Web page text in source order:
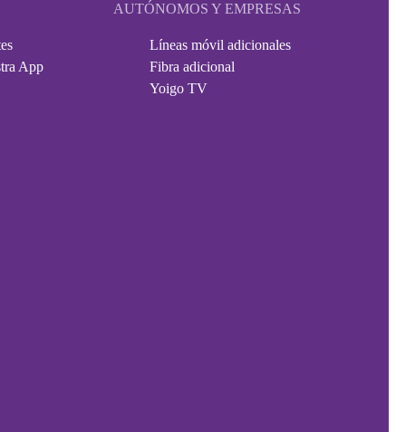
App
AUTÓNOMOS Y EMPRESAS
Líneas móvil adicionales
Fibra adicional
Yoigo TV